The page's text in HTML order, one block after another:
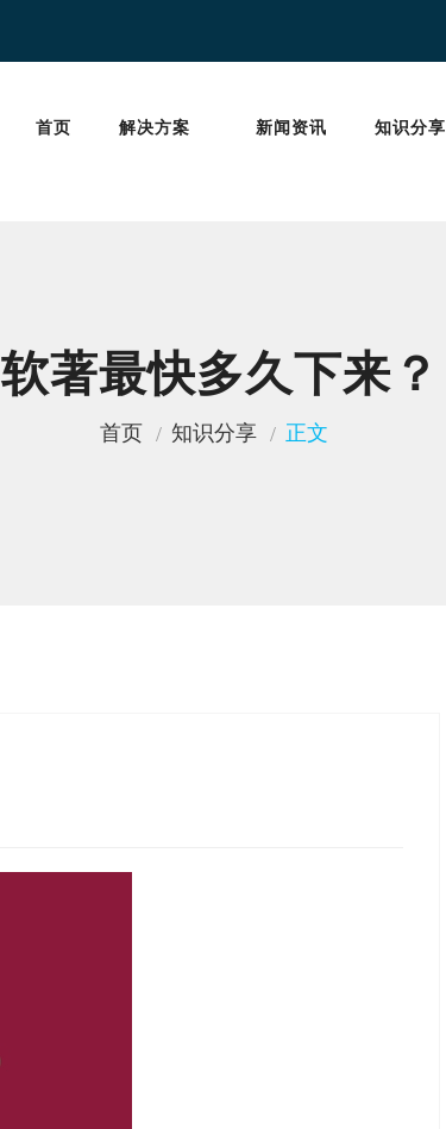
首页 解决方案 新闻资讯 知识分享
软著最快多久下来？
首页 知识分享 正文